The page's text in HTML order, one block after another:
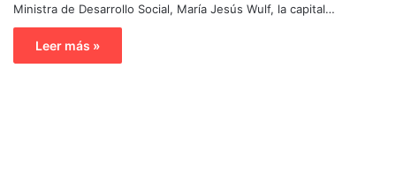
Ministra de Desarrollo Social, María Jesús Wulf, la capital…
Leer más »